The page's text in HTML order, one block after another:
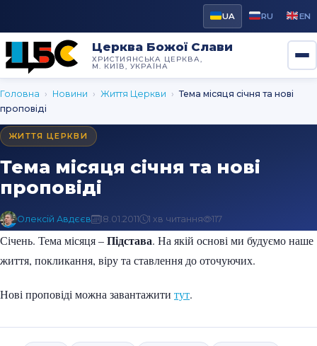
UA RU EN
Церква Божої Слави
ХРИСТИЯНСЬКА ЦЕРКВА,
М. КИЇВ, УКРАЇНА
Головна › Новини › Життя Церкви › Тема місяця січня та нові
проповіді
ЖИТТЯ ЦЕРКВИ
Тема місяця січня та нові
проповіді
Олексій Авдєєв 18.01.2011 1 хв читання 117
Січень. Тема місяця –Підстава. На якій основі ми будуємо наше
життя, покликання, віру та ставлення до оточуючих.
Нові проповіді можна завантажити тут.